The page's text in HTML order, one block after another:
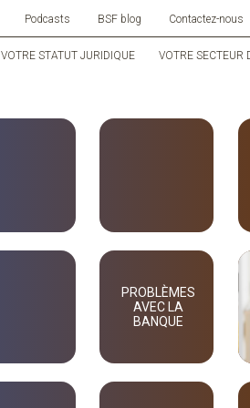
Podcasts BSF blog Contactez-nous
VOTRE STATUT JURIDIQUE VOTRE SECTEUR
PROBLÈMES
AVEC LA
BANQUE